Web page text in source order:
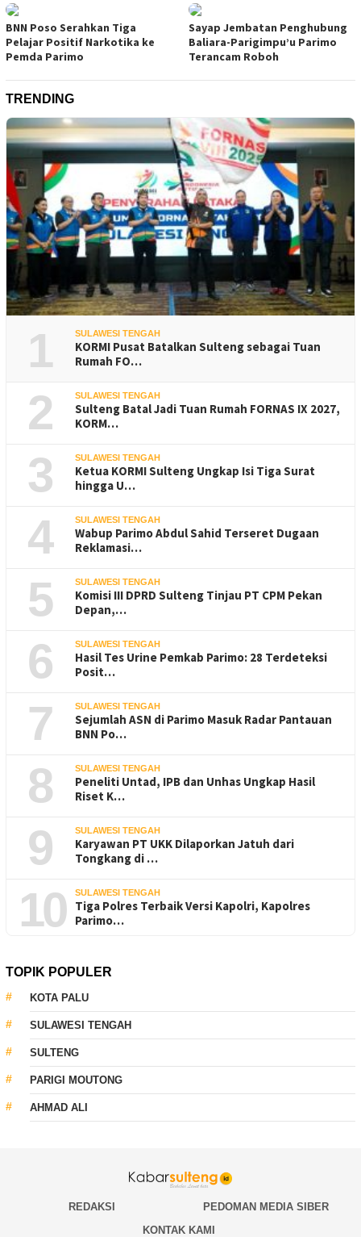
BNN Poso Serahkan Tiga
Pelajar Positif Narkotika ke
Pemda Parimo
Sayap Jembatan Penghubung
Baliara-Parigimpu’u Parimo
Terancam Roboh
TRENDING
1 SULAWESI TENGAH
KORMI Pusat Batalkan Sulteng sebagai Tuan
Rumah FO…
2 SULAWESI TENGAH
Sulteng Batal Jadi Tuan Rumah FORNAS IX 2027,
KORM…
3 SULAWESI TENGAH
Ketua KORMI Sulteng Ungkap Isi Tiga Surat
hingga U…
4 SULAWESI TENGAH
Wabup Parimo Abdul Sahid Terseret Dugaan
Reklamasi…
5 SULAWESI TENGAH
Komisi III DPRD Sulteng Tinjau PT CPM Pekan
Depan,…
6 SULAWESI TENGAH
Hasil Tes Urine Pemkab Parimo: 28 Terdeteksi
Posit…
7 SULAWESI TENGAH
Sejumlah ASN di Parimo Masuk Radar Pantauan
BNN Po…
8 SULAWESI TENGAH
Peneliti Untad, IPB dan Unhas Ungkap Hasil
Riset K…
9 SULAWESI TENGAH
Karyawan PT UKK Dilaporkan Jatuh dari
Tongkang di …
10 SULAWESI TENGAH
Tiga Polres Terbaik Versi Kapolri, Kapolres
Parimo…
TOPIK POPULER
KOTA PALU
SULAWESI TENGAH
SULTENG
PARIGI MOUTONG
AHMAD ALI
REDAKSI
PEDOMAN MEDIA SIBER
KONTAK KAMI